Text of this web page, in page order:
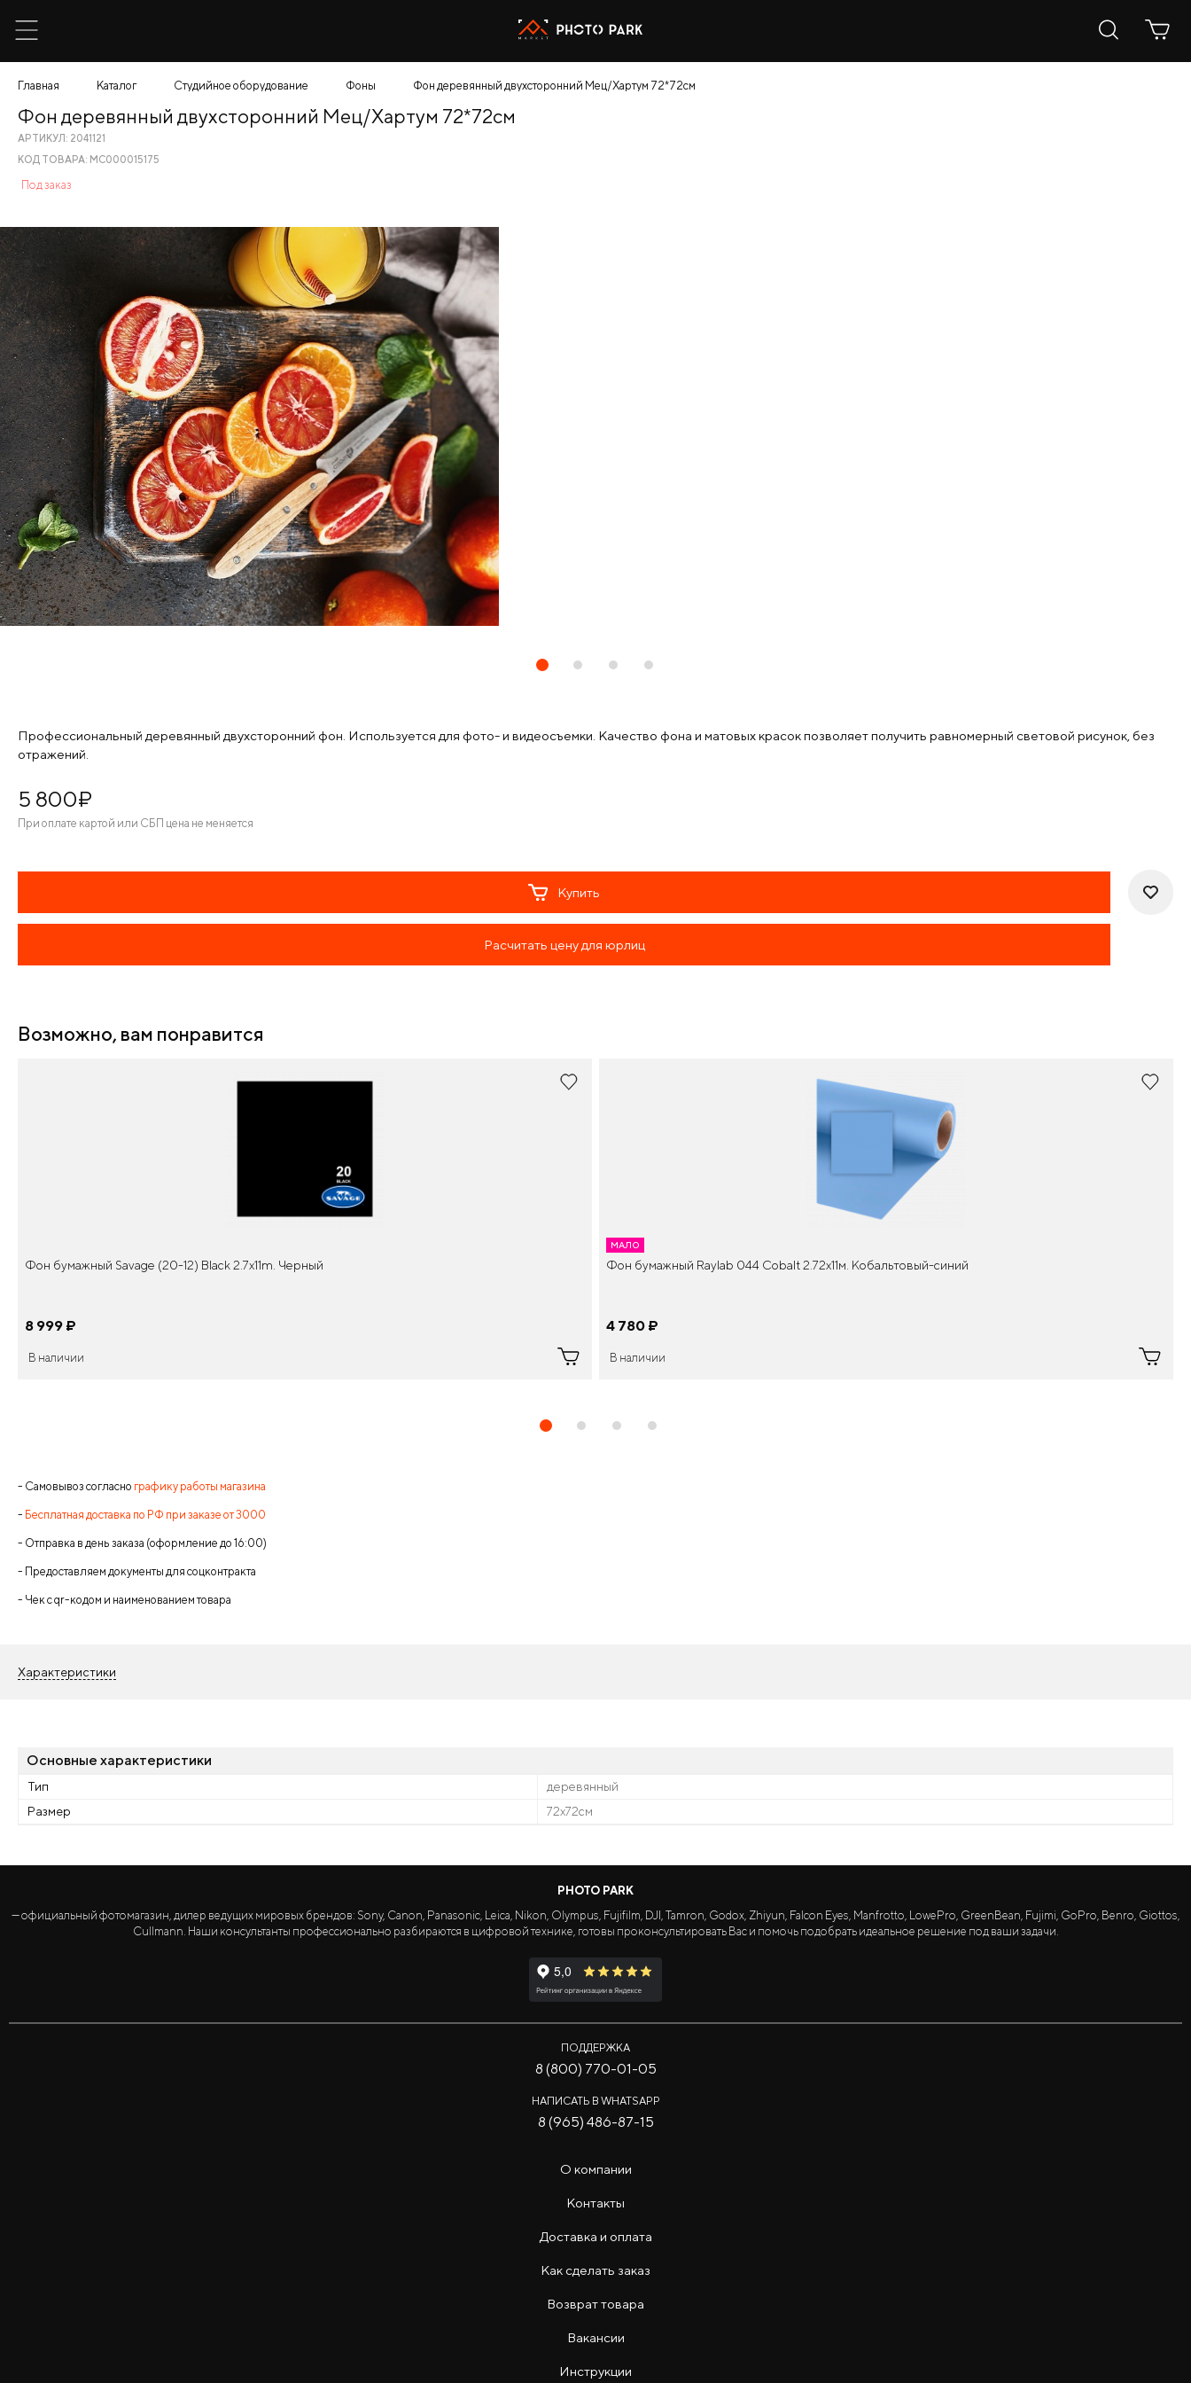
Главная Каталог Студийное оборудование Фоны Фон деревянный двухсторонний Мец/Хартум 72*72см
Профессиональный деревянный двухсторонний фон. Используется для фото- и видеосъемки. Качество фона и матовых красок позволяет получить равномерный световой рисунок, без
отражений.
5 800¤
При оплате картой или СБП цена не меняется
Купить
Расчитать цену для юрлиц
Возможно, вам понравится
Фон бумажный Savage (20-12) Black 2.7x11m. Черный
8 999 ¤
В наличии
МАЛО
Фон бумажный Raylab 044 Cobalt 2.72x11м. Кобальтовый-синий
4 780 ¤
В наличии
- Самовывоз согласно графику работы магазина
- Бесплатная доставка по РФ при заказе от 3000
- Отправка в день заказа (оформление до 16:00)
- Предоставляем документы для соцконтракта
- Чек с qr-кодом и наименованием товара
Фон деревянный двухсторонний Мец/Хартум 72*72см
АРТИКУЛ: 2041121
КОД ТОВАРА: МС000015175
Под заказ
Характеристики
Основные характеристики
Тип
деревянный
Размер
72x72см
PHOTO PARK
— официальный фотомагазин, дилер ведущих мировых брендов: Sony, Canon, Panasonic, Leica, Nikon, Olympus, Fujifilm, DJI, Tamron, Godox, Zhiyun, Falcon Eyes, Manfrotto, LowePro, GreenBean, Fujimi, GoPro, Benro, Giottos,
Cullmann. Наши консультанты профессионально разбираются в цифровой технике, готовы проконсультировать Вас и помочь подобрать идеальное решение под ваши задачи.
ПОДДЕРЖКА
8 (800) 770-01-05
НАПИСАТЬ В WHATSAPP
8 (965) 486-87-15
О компании
Контакты
Доставка и оплата
Как сделать заказ
Возврат товара
Вакансии
Инструкции